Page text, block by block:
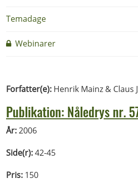
Temadage
Webinarer
Forfatter(e): Henrik Mainz & Claus
Publikation: Nåledrys nr.
År:2006
Side(r):42-45
Pris: 150